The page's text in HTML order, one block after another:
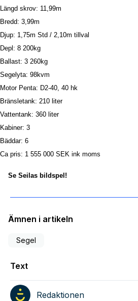
Längd skrov: 11,99m
Bredd: 3,99m
Djup: 1,75m Std / 2,10m tillval
Depl: 8 200kg
Ballast: 3 260kg
Segelyta: 98kvm
Motor Penta: D2-40, 40 hk
Bränsletank: 210 liter
Vattentank: 360 liter
Kabiner: 3
Bäddar: 6
Ca pris: 1 555 000 SEK ink moms
Se Seilas bildspel!
Ämnen i artikeln
Segel
Text
Redaktionen